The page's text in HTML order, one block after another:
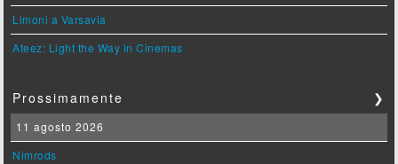
Limoni a Varsavia
Ateez: Light the Way in Cinemas
Prossimamente ❯
11 agosto 2026
Nimrods